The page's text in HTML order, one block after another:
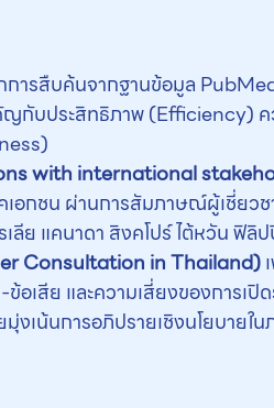
การสืบค้นจากฐานข้อมูล
ญกับประสิทธิภาพ (Efficiency)
with international
อกชน ผ่านการสัมภาษณ์ผู้เชี่ยว
ลีย แคนาดา สิงคโปร์ ไต้หวัน ฟิลิ
Consultation in Thailand)
อเสีย และความเสี่ยงของการเ
เน้นการอภิปรายเชิงนโยบายใ